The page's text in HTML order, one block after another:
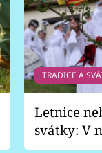
TRADICE A
Letnice
svátky: V
pondělí